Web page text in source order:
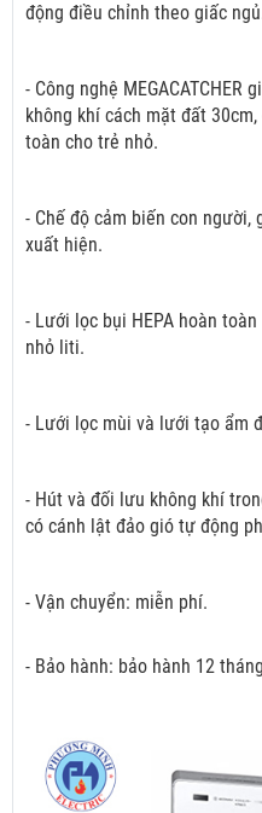
động điều chỉnh theo giấc
- Công nghệ MEGACATCHER
không khí cách mặt đất
toàn cho trẻ nhỏ.
- Chế độ cảm biến con
xuất hiện.
- Lưới lọc bụi HEPA hoàn
nhỏ liti.
- Lưới lọc mùi và lưới tạo ẩm
- Hút và đối lưu không khí
có cánh lật đảo gió tự động
- Vận chuyển: miễn phí.
- Bảo hành: bảo hành 12